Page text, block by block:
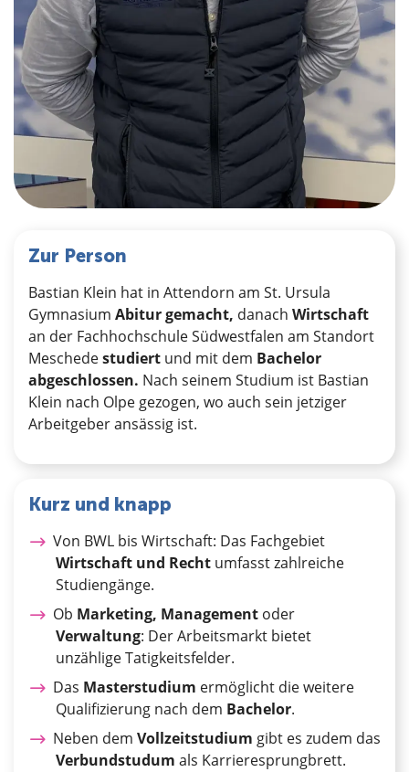
Zur Person
Bastian Klein hat in Attendorn am St. Ursula
Gymnasium Abiturgemacht, danach Wirtschaft
an der Fachhochschule Südwestfalen am Standort
Meschedestudiert und mit dem Bachelor
abgeschlossen. Nach seinem Studium ist Bastian
Klein nach Olpe gezogen, wo auch sein jetziger
Arbeitgeber ansässig ist.
Kurz und knapp
Von BWL bis Wirtschaft: Das Fachgebiet
Wirtschaft und Recht umfasst zahlreiche
Studiengänge.
Ob Marketing, Management oder
Verwaltung: Der Arbeitsmarkt bietet
unzählige Tatigkeitsfelder.
Das Masterstudium ermöglicht die weitere
Qualifizierung nach dem Bachelor.
Neben dem Vollzeitstudium gibt es zudem das
Verbundstudumals Karrieresprungbrett.